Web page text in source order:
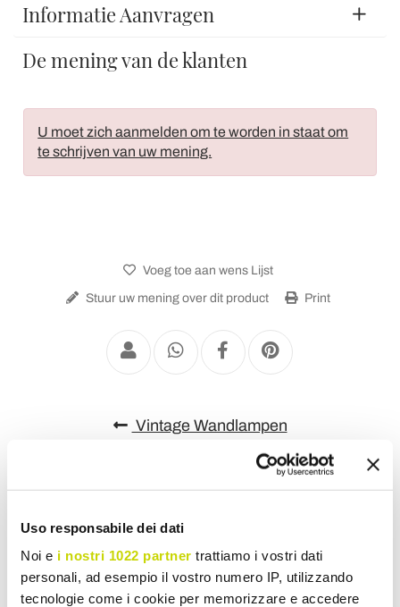
Uso responsabile dei dati
Noi e i nostri 1022 partner trattiamo i vostri dati
personali, ad esempio il vostro numero IP, utilizzando
tecnologie come i cookie per memorizzare e accedere
Informatie Aanvragen
De mening van de klanten
U moet zich aanmelden om te worden in staat om
te schrijven van uw mening.
Voeg toe aan wens Lijst
Stuur uw mening over dit product Print
Vintage Wandlampen